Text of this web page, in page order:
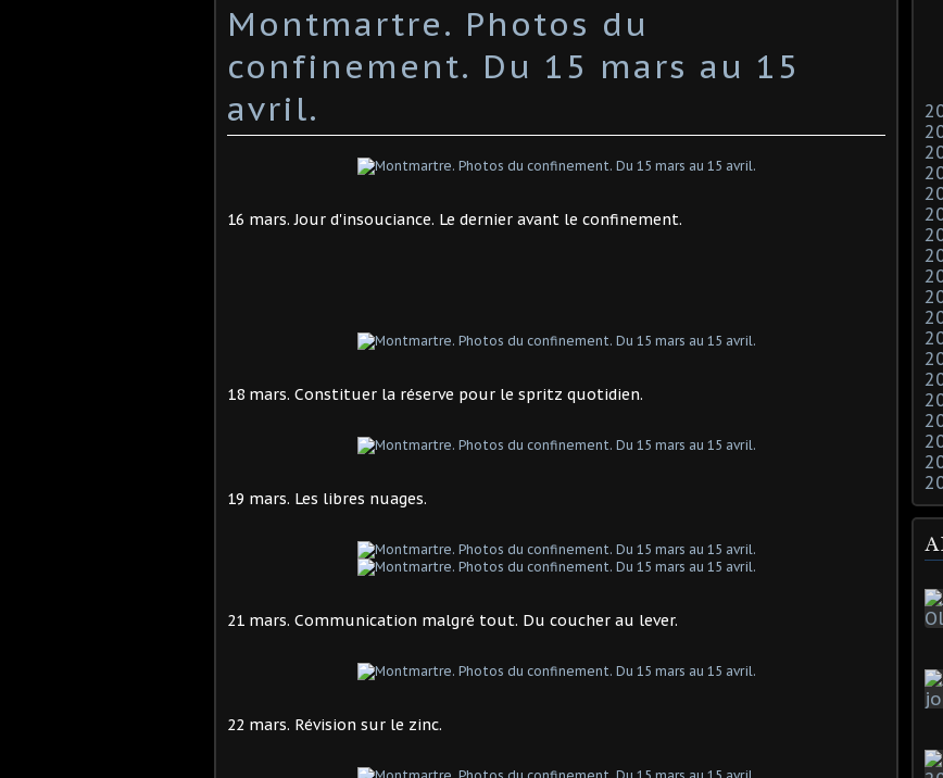
Montmartre. Photos du
confinement. Du 15 mars au 15
avril.
16 mars. Jour d'insouciance. Le dernier avant le confinement.
18 mars. Constituer la réserve pour le spritz quotidien.
19 mars. Les libres nuages.
21 mars. Communication malgré tout. Du coucher au lever.
22 mars. Révision sur le zinc.